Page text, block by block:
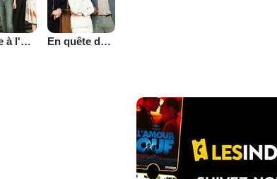
Preuve à l'appui En quête de justice